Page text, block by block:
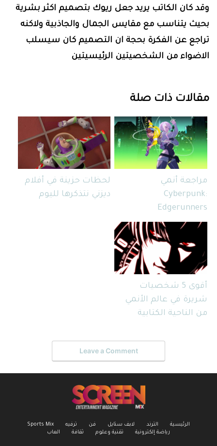
وقد كان الكاتب يريد جعل ريوك بتصميم اكثر بشرية
بحيث يتناسب مع مقايس الجمال والجاذبية ولاكنه
تراجع عن الفكرة بحجة ان التصميم كان سيسلب
الاضواء من الشخصيتين الرئيسيتين
مقالات ذات صلة
مراجعة أنمي
Cyberpunk:
Edgerunners
لحظات حزينة في أفلام
ديزني نتذكرها لليوم
أقوى 5 شخصيات
شريرة في عالم الأنمي
من الناحية الكتابية
Leave a Comment
الرئيسية الترند لابف ستايل فن ترفيه
Sports Mix
رياضة إلكترونية
تقنية وعلوم ثقافة العاب